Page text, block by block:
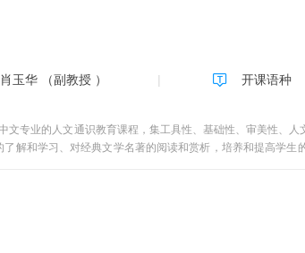
肖玉华 （副教授 ） 开课语种
文专业的人文通识教育课程，集工具性、基础性、审美性、
解和学习、对经典文学名著的阅读和赏析，培养和提高学生